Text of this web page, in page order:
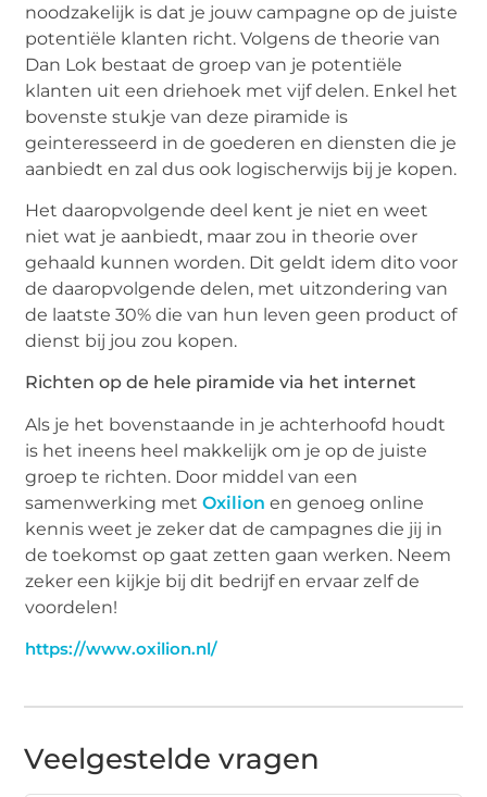
noodzakelijk is dat je jouw campagne op de juiste
potentiële klanten richt. Volgens de theorie van
Dan Lok bestaat de groep van je potentiële
klanten uit een driehoek met vijf delen. Enkel het
bovenste stukje van deze piramide is
geinteresseerd in de goederen en diensten die je
aanbiedt en zal dus ook logischerwijs bij je kopen.
Het daaropvolgende deel kent je niet en weet
niet wat je aanbiedt, maar zou in theorie over
gehaald kunnen worden. Dit geldt idem dito voor
de daaropvolgende delen, met uitzondering van
de laatste 30% die van hun leven geen product of
dienst bij jou zou kopen.
Richten op de hele piramide via het internet
Als je het bovenstaande in je achterhoofd houdt
is het ineens heel makkelijk om je op de juiste
groep te richten. Door middel van een
samenwerking metOxilion en genoeg online
kennis weet je zeker dat de campagnes die jij in
de toekomst op gaat zetten gaan werken. Neem
zeker een kijkje bij dit bedrijf en ervaar zelf de
voordelen!
https://www.oxilion.nl/
Veelgestelde vragen